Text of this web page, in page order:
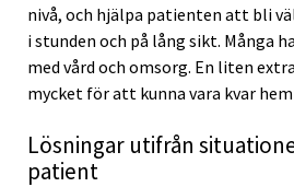
nivå, och hjälpa patienten att bli
i stunden och på lång sikt. Många
med vård och omsorg. En liten
mycket för att kunna vara kvar
Lösningar utifrån
patient